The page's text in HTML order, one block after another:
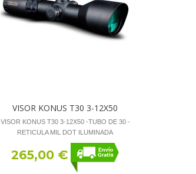
VISOR KONUS T30 3-12X50
VISOR KONUS T30 3-12X50 -TUBO DE 30 -
RETICULA MIL DOT ILUMINADA
265,00 €